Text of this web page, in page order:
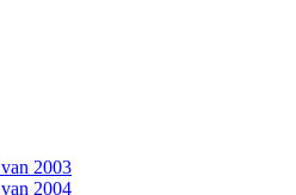
2003
2004